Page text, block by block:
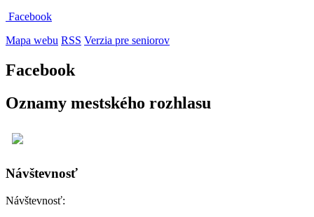
Facebook
Mapa webu RSS Verzia pre seniorov
Facebook
Oznamy mestského rozhlasu
Návštevnosť
Návštevnosť: